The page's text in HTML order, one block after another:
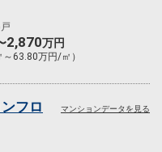
2,870万円
～63.80万円/㎡）
フロ
マンションデータを見る